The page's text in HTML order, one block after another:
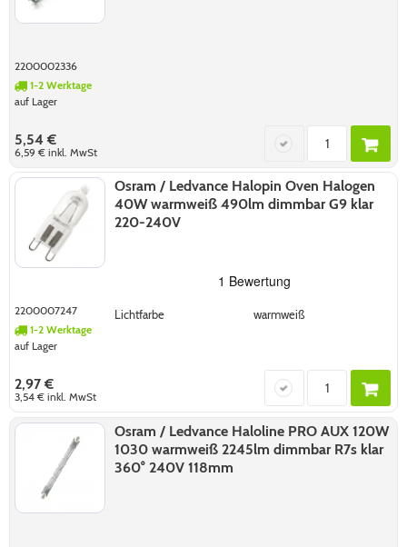
2200002336
1-2 Werktage
auf Lager
5,54 €
6,59 €inkl. MwSt
Osram / Ledvance Halopin Oven Halogen
40W warmweiß 490lm dimmbar G9 klar
220-240V
2200007247
1-2 Werktage
auf Lager
Lichtfarbe warmweiß
2,97 €
3,54 €inkl. MwSt
Osram / Ledvance Haloline PRO AUX 120W
1030 warmweiß 2245lm dimmbar R7s klar
360° 240V 118mm